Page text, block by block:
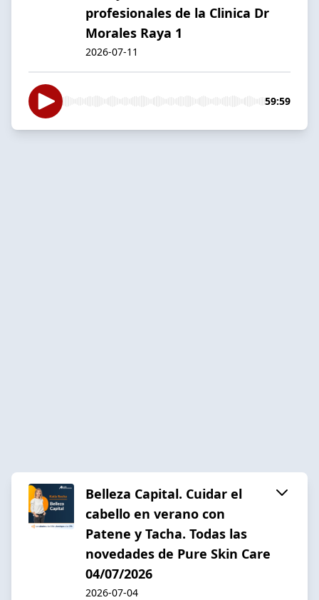
profesionales de la Clinica Dr
Morales Raya 1
2026-07-11
59:59
Belleza Capital. Cuidar el
cabello en verano con
Patene y Tacha. Todas las
novedades de Pure Skin Care
04/07/2026
2026-07-04